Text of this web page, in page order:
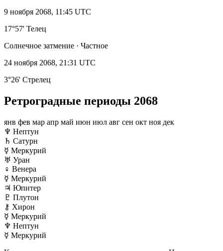
9 ноября 2068, 11:45 UTC
17°57' Телец
Солнечное затмение · Частное
24 ноября 2068, 21:31 UTC
3°26' Стрелец
Ретроградные периоды 2068
янв фев мар апр май июн июл авг сен окт ноя дек
♆ Нептун
♄ Сатурн
☿ Меркурий
♅ Уран
♀ Венера
☿ Меркурий
♃ Юпитер
♇ Плутон
⚷ Хирон
☿ Меркурий
♆ Нептун
☿ Меркурий